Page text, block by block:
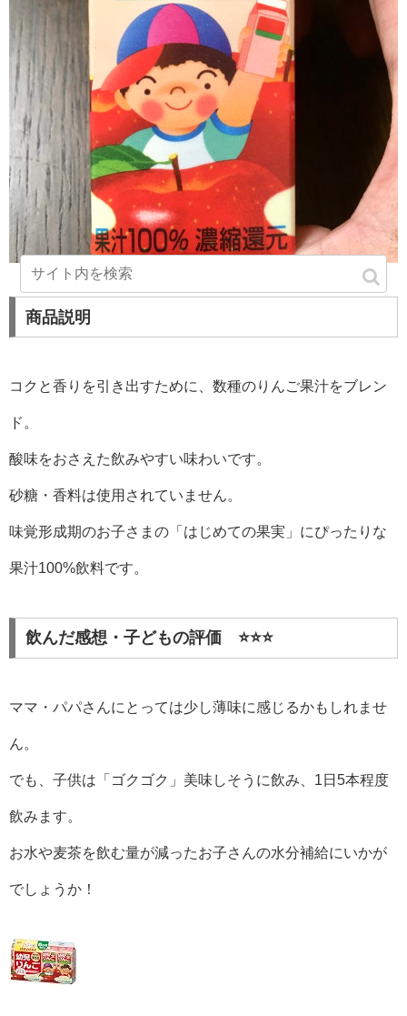
商品説明
コクと香りを引き出すために、数種のりんご果汁をブレン
ド。
酸味をおさえた飲みやすい味わいです。
砂糖・香料は使用されていません。
味覚形成期のお子さまの「はじめての果実」にぴったりな
果汁100%飲料です。
飲んだ感想・子どもの評価️ ⭐️⭐️⭐️
ママ・パパさんにとっては少し薄味に感じるかもしれませ
ん。
でも、子供は「ゴクゴク」美味しそうに飲み、1日5本程度
飲みます。
お水や麦茶を飲む量が減ったお子さんの水分補給にいかが
でしょうか！